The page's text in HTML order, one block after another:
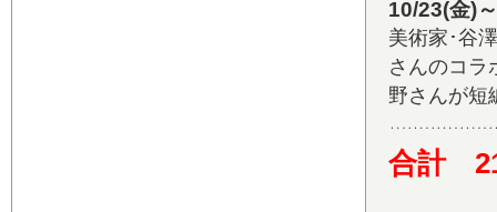
10/23(金)
美術家･谷
さんのコラ
野さんが短
合計